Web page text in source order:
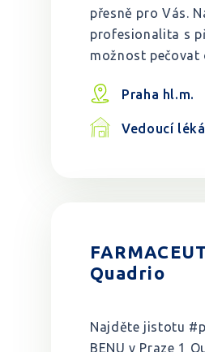
přesně pro Vás.
profesionalita s
možnost pečovat
Praha hl.m.
Vedoucí
Quadrio
Najděte jistotu
BENU v Praze 1